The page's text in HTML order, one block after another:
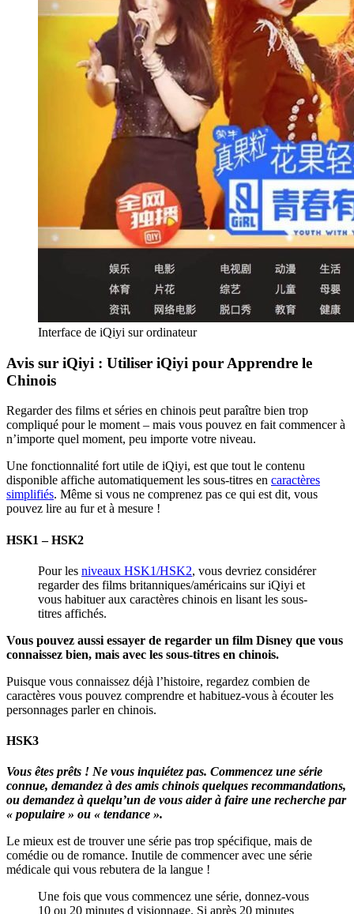
Interface de iQiyi sur ordinateur
Avis sur iQiyi : Utiliser iQiyi pour Apprendre le
Chinois
Regarder des films et séries en chinois peut paraître bien trop
compliqué pour le moment – mais vous pouvez en fait commencer à
n’importe quel moment, peu importe votre niveau.
Une fonctionnalité fort utile de iQiyi, est que tout le contenu
disponible affiche automatiquement les sous-titres en caractères
simplifiés. Même si vous ne comprenez pas ce qui est dit, vous
pouvez lire au fur et à mesure !
HSK1 – HSK2
Pour les niveaux HSK1/HSK2, vous devriez considérer
regarder des films britanniques/américains sur iQiyi et
vous habituer aux caractères chinois en lisant les sous-
titres affichés.
Vous pouvez aussi essayer de regarder un film Disney que vous
connaissez bien, mais avec les sous-titres en chinois.
Puisque vous connaissez déjà l’histoire, regardez combien de
caractères vous pouvez comprendre et habituez-vous à écouter les
personnages parler en chinois.
HSK3
Vous êtes prêts ! Ne vous inquiétez pas. Commencez une série
connue, demandez à des amis chinois quelques recommandations,
ou demandez à quelqu’un de vous aider à faire une recherche par
« populaire » ou « tendance ».
Le mieux est de trouver une série pas trop spécifique, mais de
comédie ou de romance. Inutile de commencer avec une série
médicale qui vous rebutera de la langue !
Une fois que vous commencez une série, donnez-vous
10 ou 20 minutes d visionnage. Si après 20 minutes